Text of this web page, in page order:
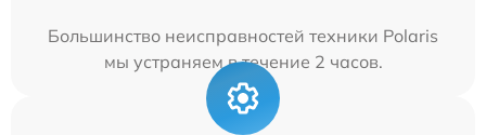
Большинство неисправностей техники Polaris
мы устраняем в течение 2 часов.